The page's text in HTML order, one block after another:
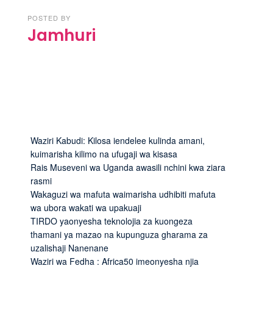
POSTED BY
Jamhuri
Waziri Kabudi: Kilosa iendelee kulinda amani,
kuimarisha kilimo na ufugaji wa kisasa
Rais Museveni wa Uganda awasili nchini kwa ziara
rasmi
Wakaguzi wa mafuta waimarisha udhibiti mafuta
wa ubora wakati wa upakuaji
TIRDO yaonyesha teknolojia za kuongeza
thamani ya mazao na kupunguza gharama za
uzalishaji Nanenane
Waziri wa Fedha : Africa50 imeonyesha njia